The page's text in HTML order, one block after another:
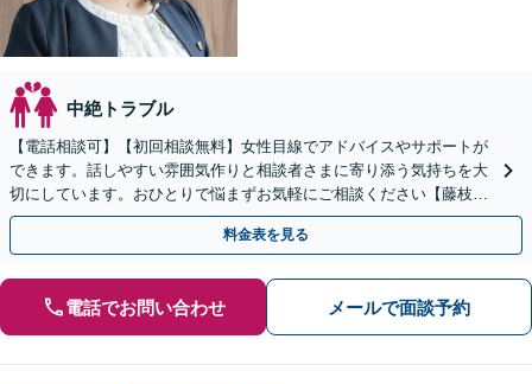
中絶トラブル
【電話相談可】【初回相談無料】女性目線でアドバイスやサポートが
できます。話しやすい雰囲気作りと相談者さまに寄り添う気持ちを大
切にしています。おひとりで悩まずお気軽にご相談ください【藤枝の
老舗事務所】【弁護士3人在籍】
料金表を見る
電話でお問い合わせ メールで面談予約